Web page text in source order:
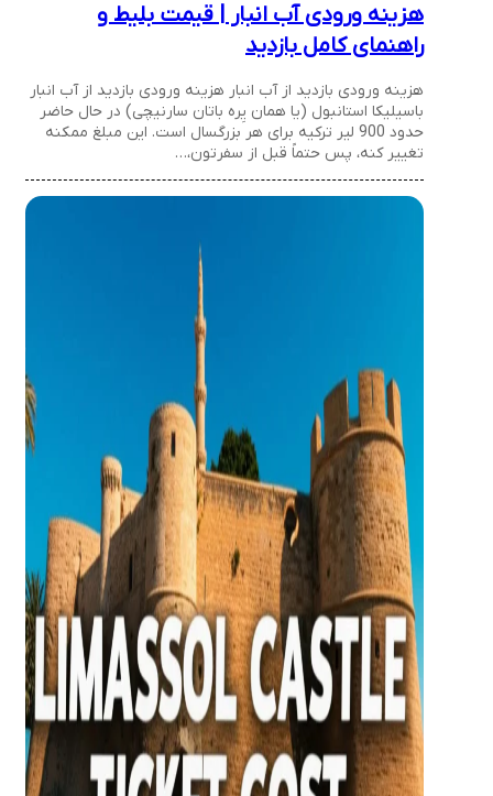
هزینه ورودی آب انبار | قیمت بلیط و
راهنمای کامل بازدید
هزینه ورودی بازدید از آب انبار هزینه ورودی بازدید از آب انبار
باسیلیکا استانبول (یا همان یِره باتان سارنیچی) در حال حاضر
حدود 900 لیر ترکیه برای هر بزرگسال است. این مبلغ ممکنه
تغییر کنه، پس حتماً قبل از سفرتون،…